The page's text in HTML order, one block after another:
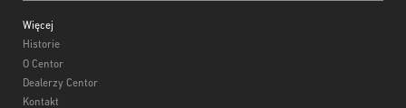
Więcej
Historie
O Centor
Dealerzy Centor
Kontakt